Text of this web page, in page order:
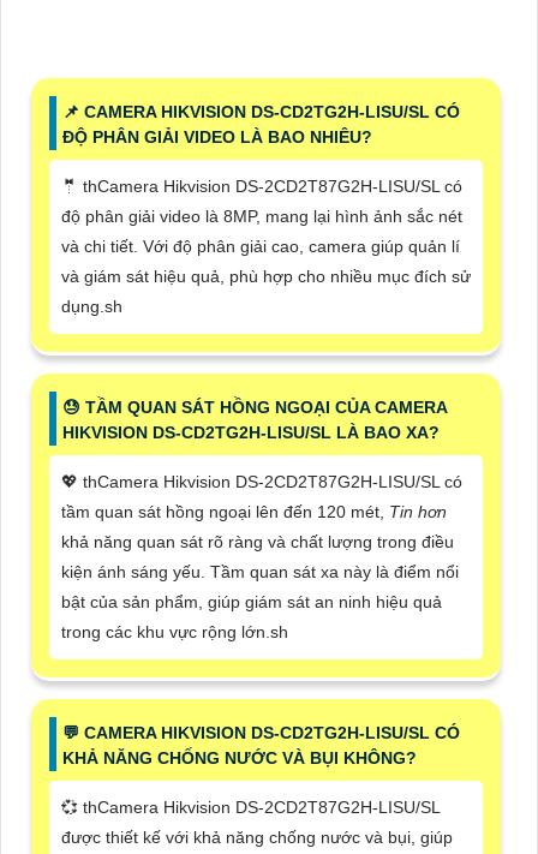
📌 CAMERA HIKVISION DS-CD2TG2H-LISU/SL CÓ
ĐỘ PHÂN GIẢI VIDEO LÀ BAO NHIÊU?
🤵 thCamera Hikvision DS-2CD2T87G2H-LISU/SL có
độ phân giải video là 8MP, mang lại hình ảnh sắc nét
và chi tiết. Với độ phân giải cao, camera giúp quản lí
và giám sát hiệu quả, phù hợp cho nhiều mục đích sử
dụng.sh
😓 TẦM QUAN SÁT HỒNG NGOẠI CỦA CAMERA
HIKVISION DS-CD2TG2H-LISU/SL LÀ BAO XA?
💖 thCamera Hikvision DS-2CD2T87G2H-LISU/SL có
tầm quan sát hồng ngoại lên đến 120 mét, Tin hơn
khả năng quan sát rõ ràng và chất lượng trong điều
kiện ánh sáng yếu. Tầm quan sát xa này là điểm nổi
bật của sản phẩm, giúp giám sát an ninh hiệu quả
trong các khu vực rộng lớn.sh
️💬 CAMERA HIKVISION DS-CD2TG2H-LISU/SL CÓ
KHẢ NĂNG CHỐNG NƯỚC VÀ BỤI KHÔNG?
💞 thCamera Hikvision DS-2CD2T87G2H-LISU/SL
được thiết kế với khả năng chống nước và bụi, giúp